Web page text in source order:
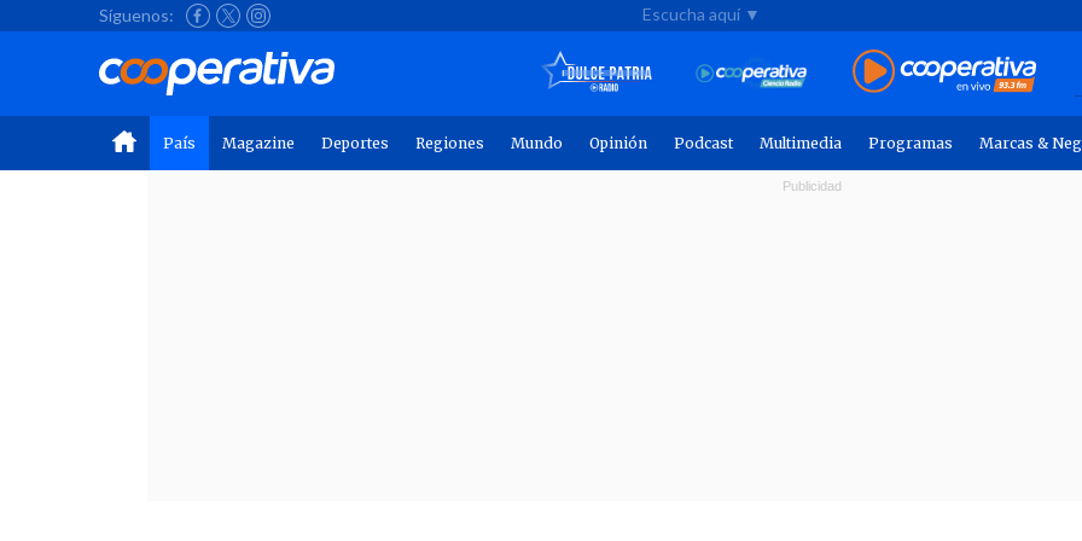
Síguenos: Escucha aquí ▼
País Magazine Deportes Regiones Mundo Opinión Podcast Multimedia Programas Marcas &